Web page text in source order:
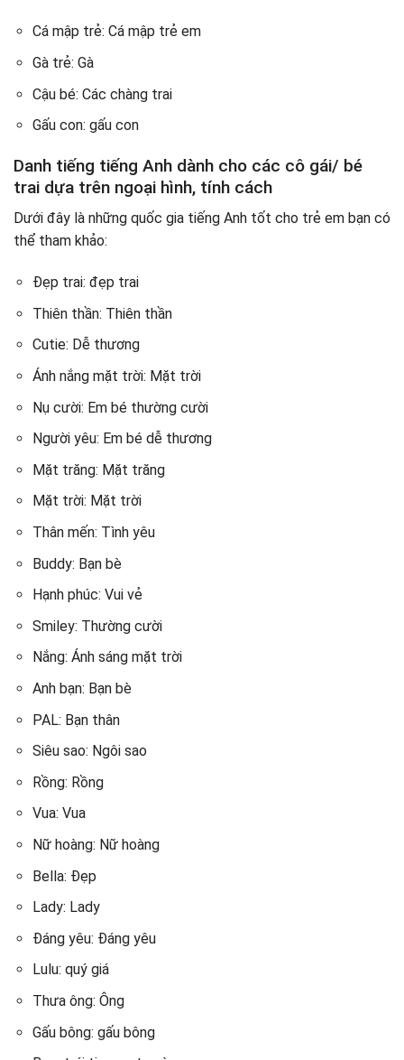
Cá mập trẻ: Cá mập trẻ em
Gà trẻ: Gà
Cậu bé: Các chàng trai
Gấu con: gấu con
Danh tiếng tiếng Anh dành cho các cô gái/ bé
trai dựa trên ngoại hình, tính cách
Dưới đây là những quốc gia tiếng Anh tốt cho trẻ em bạn có
thể tham khảo:
Đẹp trai: đẹp trai
Thiên thần: Thiên thần
Cutie: Dễ thương
Ánh nắng mặt trời: Mặt trời
Nụ cười: Em bé thường cười
Người yêu: Em bé dễ thương
Mặt trăng: Mặt trăng
Mặt trời: Mặt trời
Thân mến: Tình yêu
Buddy: Bạn bè
Hạnh phúc: Vui vẻ
Smiley: Thường cười
Nắng: Ánh sáng mặt trời
Anh bạn: Bạn bè
PAL: Bạn thân
Siêu sao: Ngôi sao
Rồng: Rồng
Vua: Vua
Nữ hoàng: Nữ hoàng
Bella: Đẹp
Lady: Lady
Đáng yêu: Đáng yêu
Lulu: quý giá
Thưa ông: Ông
Gấu bông: gấu bông